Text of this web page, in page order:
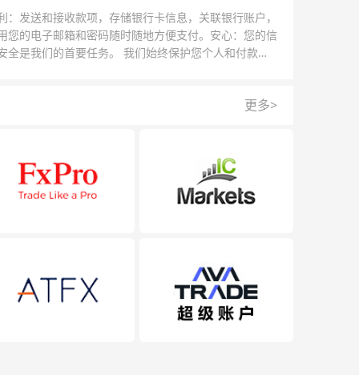
：发送和接收款项，存储银行卡信息，关联银行账户，
您的电子邮箱和密码随时随地方便支付。安心：您的信
全是我们的首要任务。 我们始终保护您个人和付款信
更多>